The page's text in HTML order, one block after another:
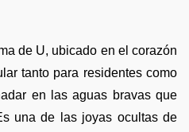
de U, ubicado en el corazón
tanto para residentes como
en las aguas bravas que
una de las joyas ocultas de